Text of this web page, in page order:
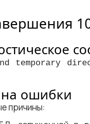
temporary
ошибки
причины: